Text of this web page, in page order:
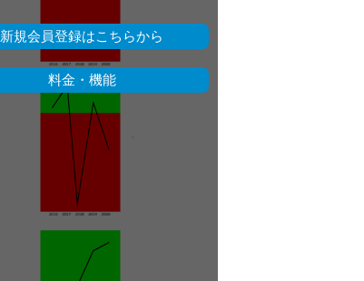
新規会員登録はこちらから
料金・機能